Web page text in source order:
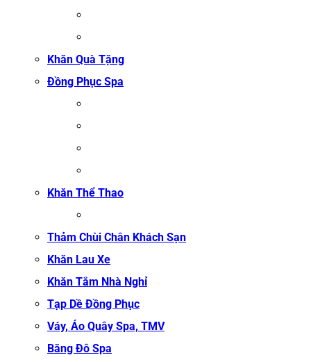
Khăn Quà Tặng
Đồng Phục Spa
Khăn Thể Thao
Thảm Chùi Chân Khách Sạn
Khăn Lau Xe
Khăn Tắm Nhà Nghỉ
Tạp Dề Đồng Phục
Váy, Áo Quây Spa, TMV
Băng Đô Spa